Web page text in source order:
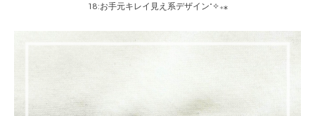
18:お手元キレイ見え系デザイン˚✧₊⁎